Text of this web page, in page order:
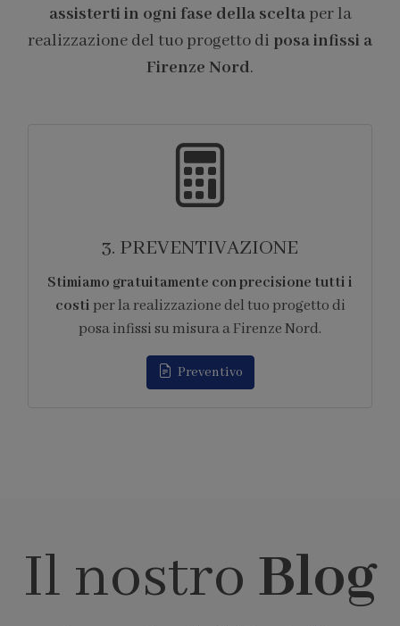
assisterti in ogni fase della sceltaper la
realizzazione del tuo progetto di posa infissi a
Firenze Nord.
4. FORNITURA
Ci occupiamo di tutti gliaspetti logistici
legati alla fornituradei prodotti per la
realizzazione del tuo progetto di posa infissi su
misura a Firenze Nord.
Il nostro Blog